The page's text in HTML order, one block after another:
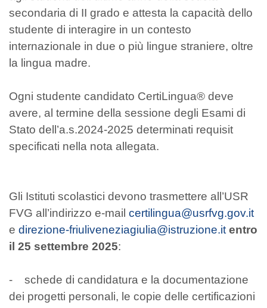
secondaria di II grado e attesta la capacità dello
studente di interagire in un contesto
internazionale in due o più lingue straniere, oltre
la lingua madre.
Ogni studente candidato CertiLingua® deve
avere, al termine della sessione degli Esami di
Stato dell’a.s.2024-2025 determinati requisit
specificati nella nota allegata.
Gli Istituti scolastici devono trasmettere all’USR
FVG all’indirizzo e-mail certilingua@usrfvg.gov.it
e direzione-friuliveneziagiulia@istruzione.it entro
il 25 settembre 2025:
- schede di candidatura e la documentazione
dei progetti personali, le copie delle certificazioni